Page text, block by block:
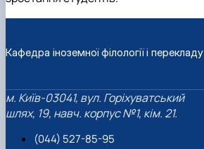
Кафедра іноземної філології і перекладу
м. Київ-03041, вул. Горіхуватський
шлях, 19, навч. корпус №1, кім. 21.
(044) 527-85-95